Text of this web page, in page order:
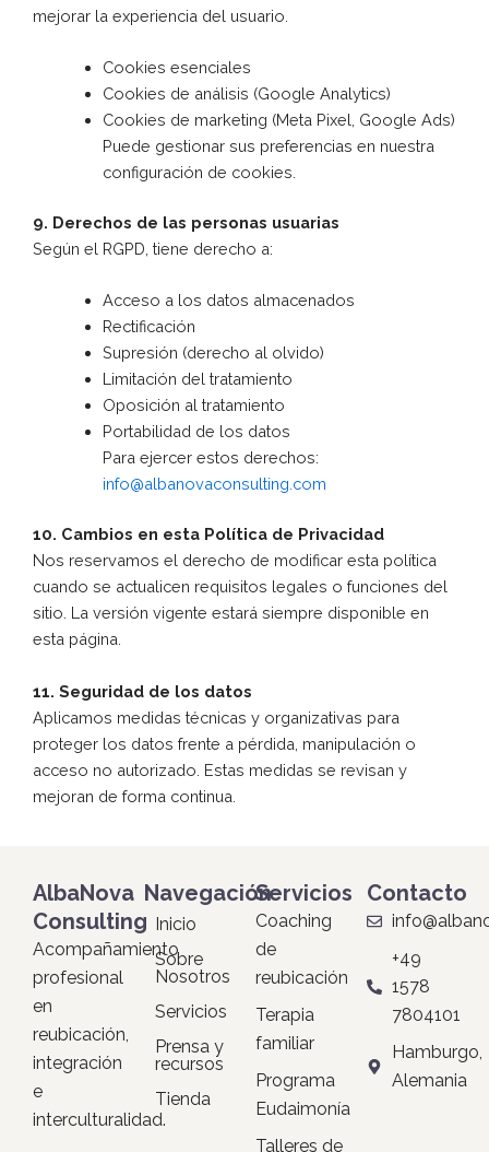
mejorar la experiencia del usuario.
Cookies esenciales
Cookies de análisis (Google Analytics)
Cookies de marketing (Meta Pixel, Google Ads)
Puede gestionar sus preferencias en nuestra
configuración de cookies.
9. Derechos de las personas usuarias
Según el RGPD, tiene derecho a:
Acceso a los datos almacenados
Rectificación
Supresión (derecho al olvido)
Limitación del tratamiento
Oposición al tratamiento
Portabilidad de los datos
Para ejercer estos derechos:
info@albanovaconsulting.com
10. Cambios en esta Política de Privacidad
Nos reservamos el derecho de modificar esta política
cuando se actualicen requisitos legales o funciones del
sitio. La versión vigente estará siempre disponible en
esta página.
11. Seguridad de los datos
Aplicamos medidas técnicas y organizativas para
proteger los datos frente a pérdida, manipulación o
acceso no autorizado. Estas medidas se revisan y
mejoran de forma continua.
AlbaNova
Consulting
Acompañamiento
profesional
en
reubicación,
integración
e
interculturalidad.
Navegación
Inicio
Sobre
Nosotros
Servicios
Prensa y
recursos
Tienda
Servicios
Coaching
de
reubicación
Terapia
familiar
Programa
Eudaimonía
Talleres de
Contacto
+49
1578
7804101
Hamburgo,
Alemania